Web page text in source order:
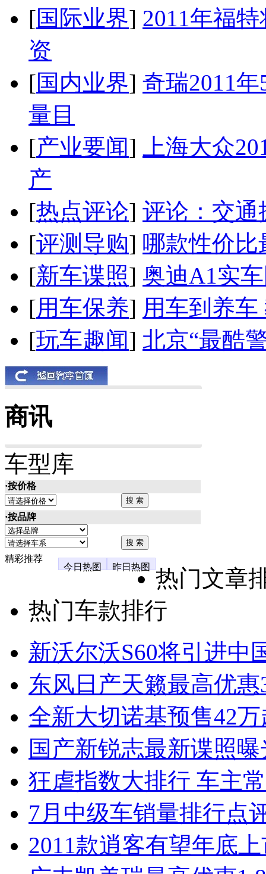
[国际业界] 2011年福
资
[国内业界] 奇瑞2011
量目
[产业要闻]
上海大众
产
[热点评论] 评论：交通
[评测导购] 哪款性价比
[新车谍照] 奥迪A1实
[用车保养] 用车到养
[玩车趣闻] 北京“最酷
商讯
车型库
·按价格
·按品牌
精彩推荐
今日热图
昨日热图
热门文章
热门车款排行
新沃尔沃S60将引进中
东风日产天籁最高优
全新大切诺基预售42
国产新锐志最新谍照
狂虐指数大排行 车主
7月中级车销量排行点
2011款逍客有望年底